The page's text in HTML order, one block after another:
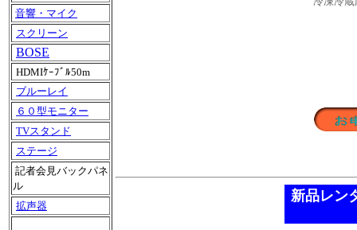
音響・マイク
スクリーン
BOSE
HDMIｹｰﾌﾞﾙ50m
ブルーレイ
６０型モニター
TVスタンド
ステージ
記者会見バックパネ
ル
拡声器
新品レン